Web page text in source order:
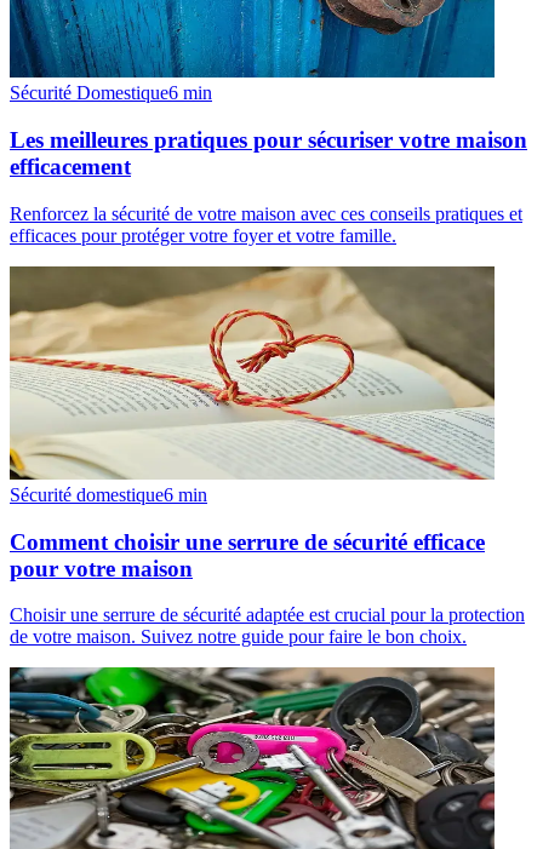
Sécurité Domestique6 min
Les meilleures pratiques pour sécuriser votre maison
efficacement
Renforcez la sécurité de votre maison avec ces conseils pratiques et
efficaces pour protéger votre foyer et votre famille.
Sécurité domestique6 min
Comment choisir une serrure de sécurité efficace
pour votre maison
Choisir une serrure de sécurité adaptée est crucial pour la protection
de votre maison. Suivez notre guide pour faire le bon choix.